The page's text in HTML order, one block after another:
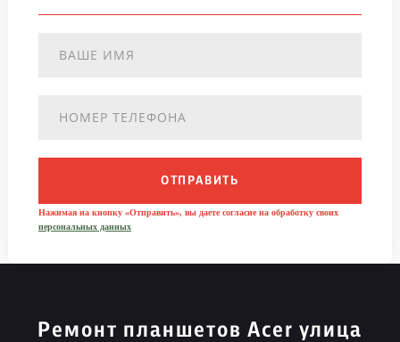
ОТПРАВИТЬ
Нажимая на кнопку «Отправить», вы даете согласие на обработку своих
персональных данных
Ремонт планшетов Acer улица